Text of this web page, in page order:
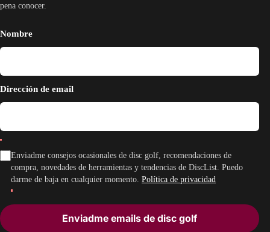
pena conocer.
Nombre
Dirección de email
Enviadme consejos ocasionales de disc golf, recomendaciones de
compra, novedades de herramientas y tendencias de DiscList. Puedo
darme de baja en cualquier momento. Política de privacidad
Enviadme emails de disc golf